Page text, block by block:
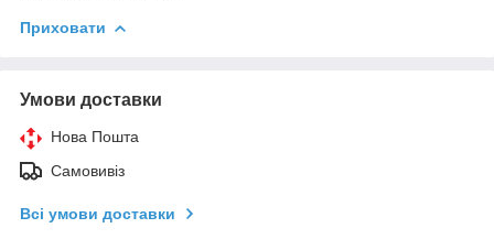
Приховати
Умови доставки
Нова Пошта
Самовивіз
Всі умови доставки